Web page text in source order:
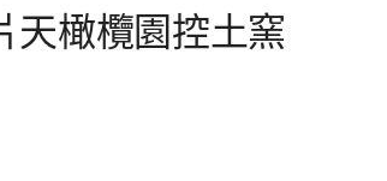
天橄欖園控土窯